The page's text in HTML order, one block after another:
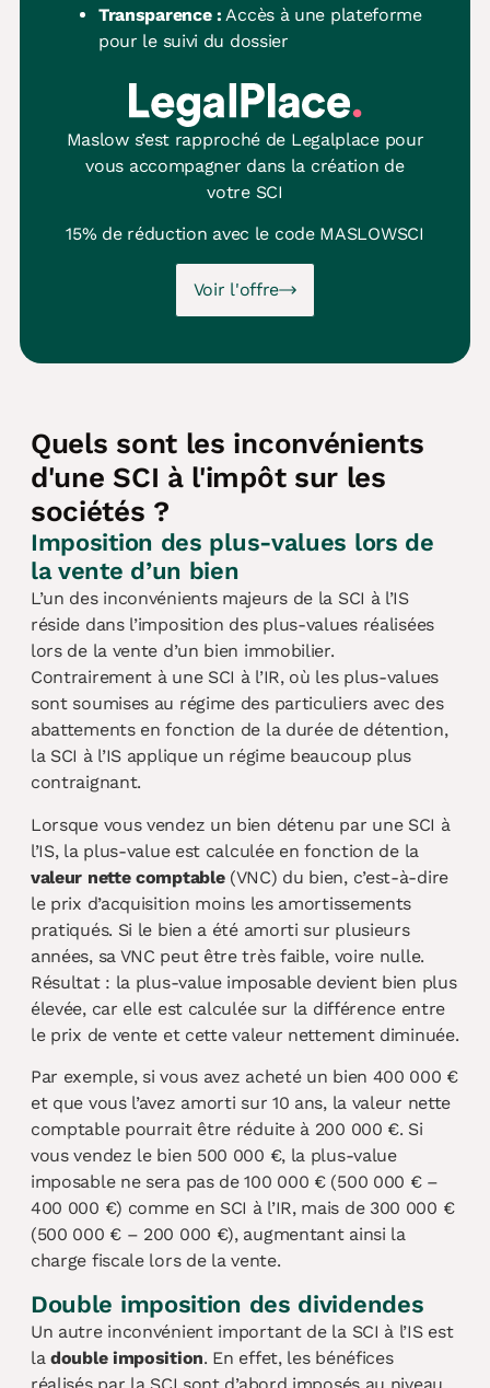
Transparence : Accès à une plateforme
pour le suivi du dossier
Maslow s’est rapproché de Legalplace pour
vous accompagner dans la création de
votre SCI
15% de réduction avec le code MASLOWSCI
Voir l'offre
Quels sont les inconvénients
d'une SCI à l'impôt sur les
sociétés ?
Imposition des plus-values lors de
la vente d’un bien
L’un des inconvénients majeurs de la SCI à l’IS
réside dans l’imposition des plus-values réalisées
lors de la vente d’un bien immobilier.
Contrairement à une SCI à l’IR, où les plus-values
sont soumises au régime des particuliers avec des
abattements en fonction de la durée de détention,
la SCI à l’IS applique un régime beaucoup plus
contraignant.
Lorsque vous vendez un bien détenu par une SCI à
l’IS, la plus-value est calculée en fonction de la
valeur nette comptable(VNC) du bien, c’est-à-dire
le prix d’acquisition moins les amortissements
pratiqués. Si le bien a été amorti sur plusieurs
années, sa VNC peut être très faible, voire nulle.
Résultat : la plus-value imposable devient bien plus
élevée, car elle est calculée sur la différence entre
le prix de vente et cette valeur nettement diminuée.
Par exemple, si vous avez acheté un bien 400 000 €
et que vous l’avez amorti sur 10 ans, la valeur nette
comptable pourrait être réduite à 200 000 €. Si
vous vendez le bien 500 000 €, la plus-value
imposable ne sera pas de 100 000 € (500 000 € –
400 000 €) comme en SCI à l’IR, mais de 300 000 €
(500 000 € – 200 000 €), augmentant ainsi la
charge fiscale lors de la vente.
Double imposition des dividendes
Un autre inconvénient important de la SCI à l’IS est
ladouble imposition. En effet, les bénéfices
réalisés par la SCI sont d’abord imposés au niveau